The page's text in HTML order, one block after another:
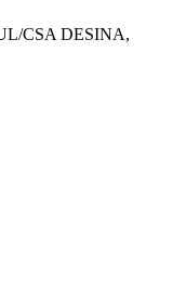
CSA DESINA,